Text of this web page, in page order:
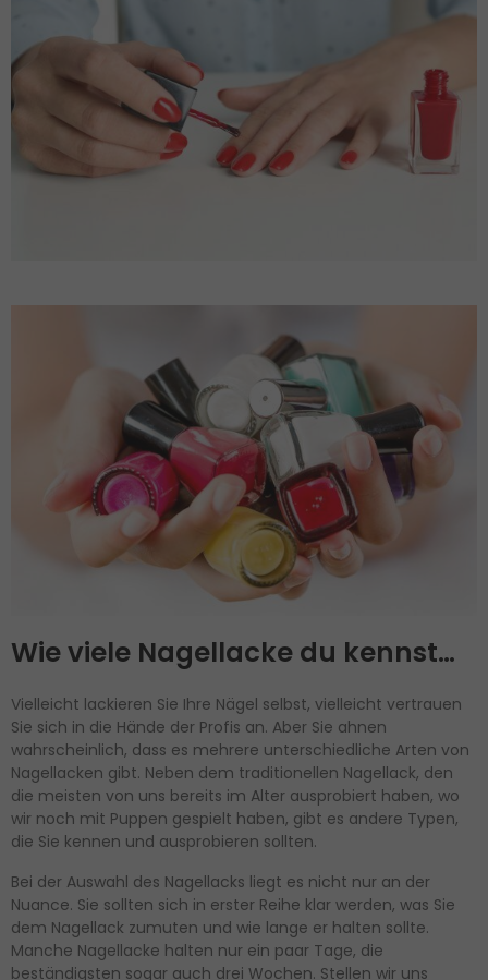
Wie viele Nagellacke du kennst…
Vielleicht lackieren Sie Ihre Nägel selbst, vielleicht vertrauen
Sie sich in die Hände der Profis an. Aber Sie ahnen
wahrscheinlich, dass es mehrere unterschiedliche Arten von
Nagellacken gibt. Neben dem traditionellen Nagellack, den
die meisten von uns bereits im Alter ausprobiert haben, wo
wir noch mit Puppen gespielt haben, gibt es andere Typen,
die Sie kennen und ausprobieren sollten.
Bei der Auswahl des Nagellacks liegt es nicht nur an der
Nuance. Sie sollten sich in erster Reihe klar werden, was Sie
dem Nagellack zumuten und wie lange er halten sollte.
Manche Nagellacke halten nur ein paar Tage, die
beständigsten sogar auch drei Wochen. Stellen wir uns